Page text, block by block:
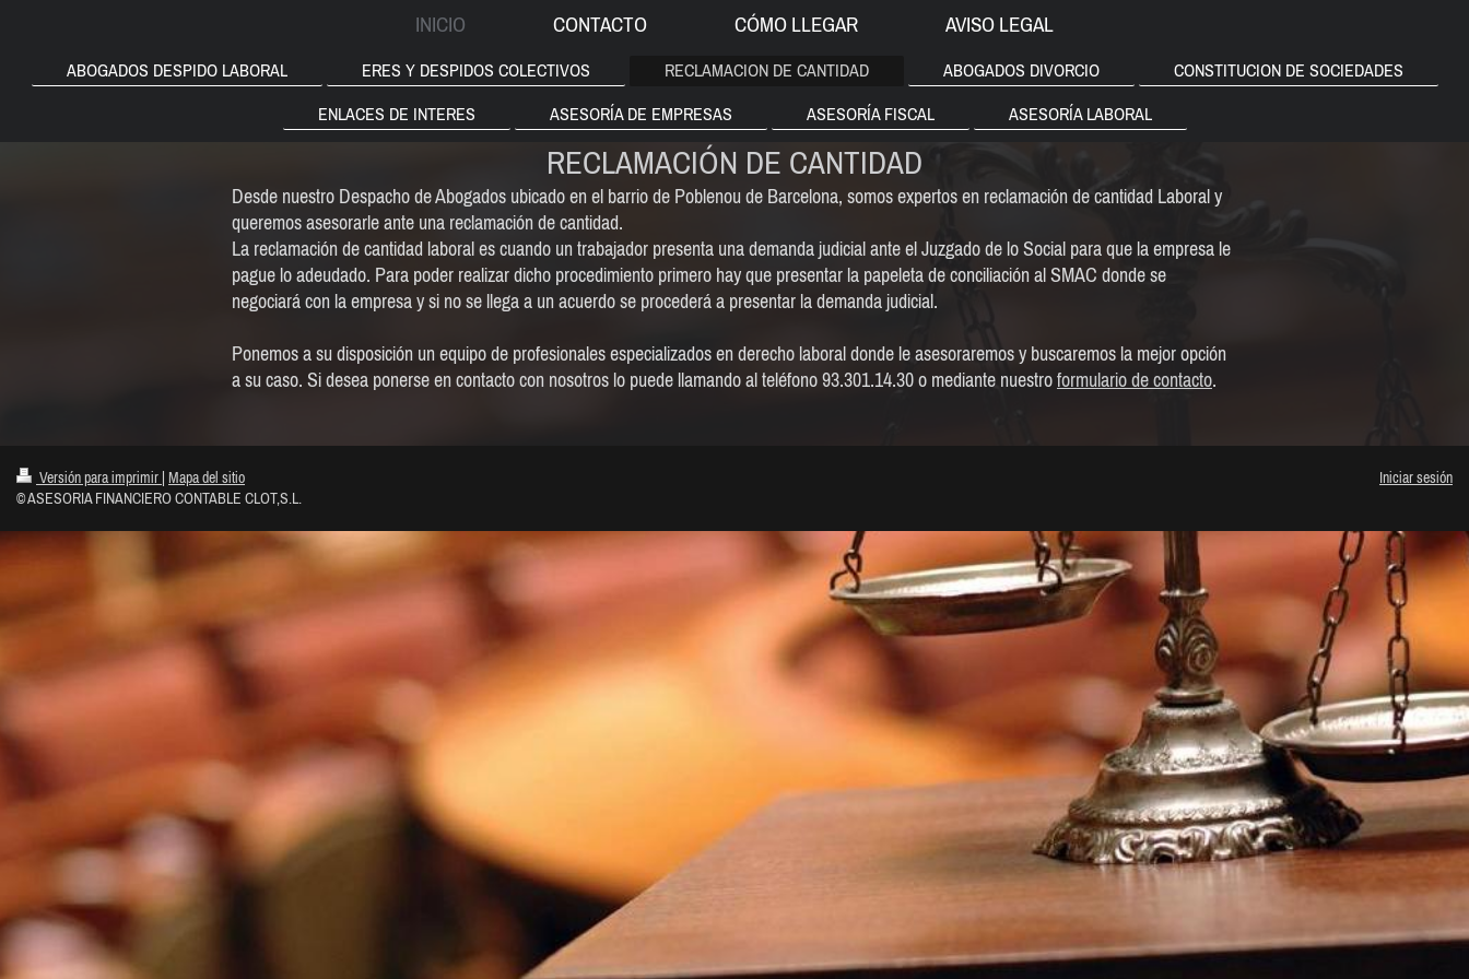
INICIO CONTACTO CÓMO LLEGAR AVISO LEGAL
ABOGADOS DESPIDO LABORAL ERES Y DESPIDOS COLECTIVOS RECLAMACION DE CANTIDAD ABOGADOS DIVORCIO CONSTITUCION DE SOCIEDADES
ENLACES DE INTERES ASESORÍA DE EMPRESAS ASESORÍA FISCAL ASESORÍA LABORAL
RECLAMACIÓN DE CANTIDAD
Desde nuestro Despacho de Abogados ubicado en el barrio de Poblenou de Barcelona, somos expertos en reclamación de cantidad Laboral y
queremos asesorarle ante una reclamación de cantidad.
La reclamación de cantidad laboral es cuando un trabajador presenta una demanda judicial ante el Juzgado de lo Social para que la empresa le
pague lo adeudado. Para poder realizar dicho procedimiento primero hay que presentar la papeleta de conciliación al SMAC donde se
negociará con la empresa y si no se llega a un acuerdo se procederá a presentar la demanda judicial.
Ponemos a su disposición un equipo de profesionales especializados en derecho laboral donde le asesoraremos y buscaremos la mejor opción
a su caso. Si desea ponerse en contacto con nosotros lo puede llamando al teléfono 93.301.14.30 o mediante nuestroformulario de contacto.
Versión para imprimir
Mapa del sitio
© ASESORIA FINANCIERO CONTABLE CLOT,S.L.
Iniciar sesión